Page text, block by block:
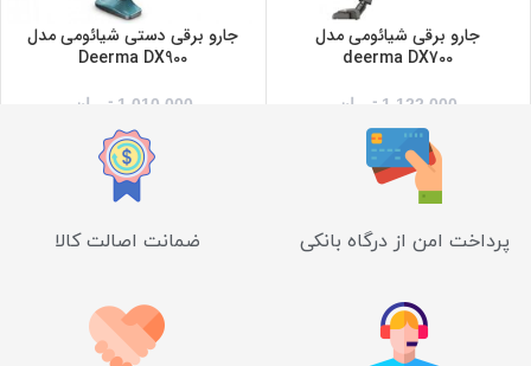
جارو برقی شیائومی مدل
deerma DX700
1,122,000 تومان
جارو برقی دستی شیائومی مدل
Deerma DX900
1,010,000 تومان
پرداخت امن از درگاه بانکی ضمانت اصالت کالا